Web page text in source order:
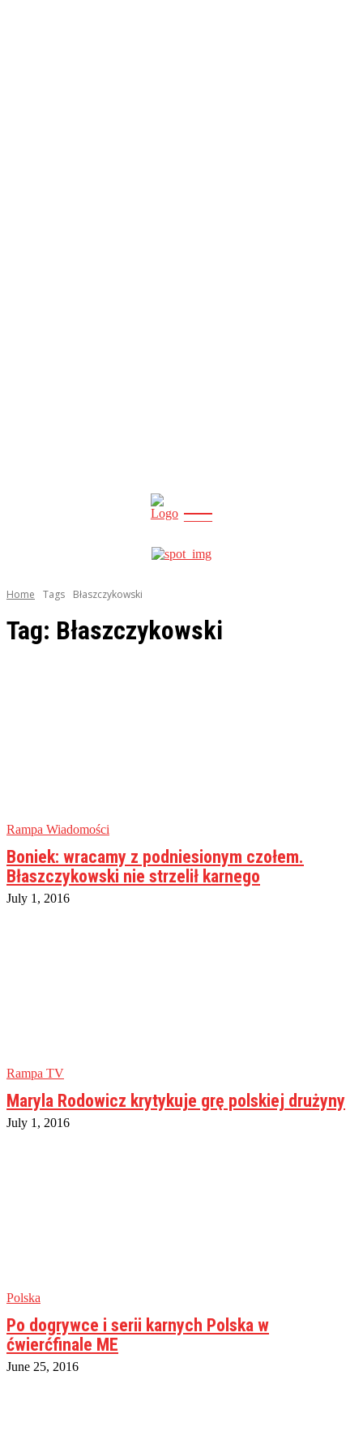
news
Home Tags Błaszczykowski
Tag: Błaszczykowski
Rampa Wiadomości
Boniek: wracamy z podniesionym czołem.
Błaszczykowski nie strzelił karnego
July 1, 2016
Rampa TV
Maryla Rodowicz krytykuje grę polskiej drużyny
July 1, 2016
Polska
Po dogrywce i serii karnych Polska w
ćwierćfinale ME
June 25, 2016